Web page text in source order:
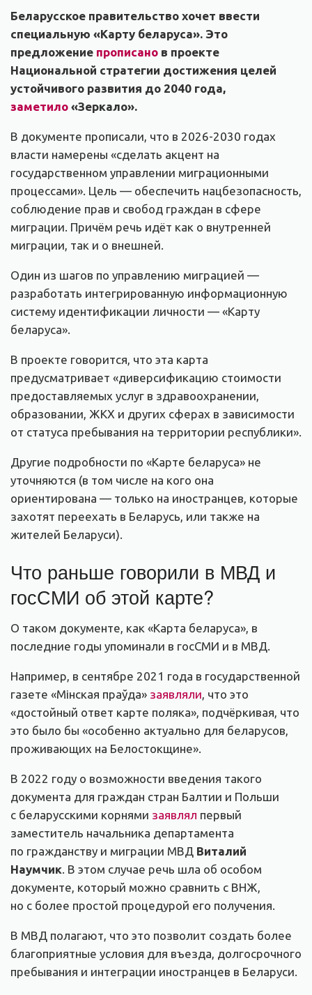
Беларусское правительство хочет ввести
специальную «Карту беларуса». Это
предложение прописано в проекте
Национальной стратегии достижения целей
устойчивого развития до 2040 года,
заметило «Зеркало».
В документе прописали, что в 2026-2030 годах
власти намерены «сделать акцент на
государственном управлении миграционными
процессами». Цель — обеспечить нацбезопасность,
соблюдение прав и свобод граждан в сфере
миграции. Причём речь идёт как о внутренней
миграции, так и о внешней.
Один из шагов по управлению миграцией —
разработать интегрированную информационную
систему идентификации личности — «Карту
беларуса».
В проекте говорится, что эта карта
предусматривает «диверсификацию стоимости
предоставляемых услуг в здравоохранении,
образовании, ЖКХ и других сферах в зависимости
от статуса пребывания на территории республики».
Другие подробности по «Карте беларуса» не
уточняются (в том числе на кого она
ориентирована — только на иностранцев, которые
захотят переехать в Беларусь, или также на
жителей Беларуси).
Что раньше говорили в МВД и
госСМИ об этой карте?
О таком документе, как «Карта беларуса», в
последние годы упоминали в госСМИ и в МВД.
Например, в сентябре 2021 года в государственной
газете «Мінская праўда» заявляли , что это
«достойный ответ карте поляка», подчёркивая, что
это было бы «особенно актуально для беларусов,
проживающих на Белостокщине».
В 2022 году о возможности введения такого
документа для граждан стран Балтии и Польши
с беларусскими корнями заявлял первый
заместитель начальника департамента
по гражданству и миграции МВД Виталий
Наумчик . В этом случае речь шла об особом
документе, который можно сравнить с ВНЖ,
но с более простой процедурой его получения.
В МВД полагают, что это позволит создать более
благоприятные условия для въезда, долгосрочного
пребывания и интеграции иностранцев в Беларуси.